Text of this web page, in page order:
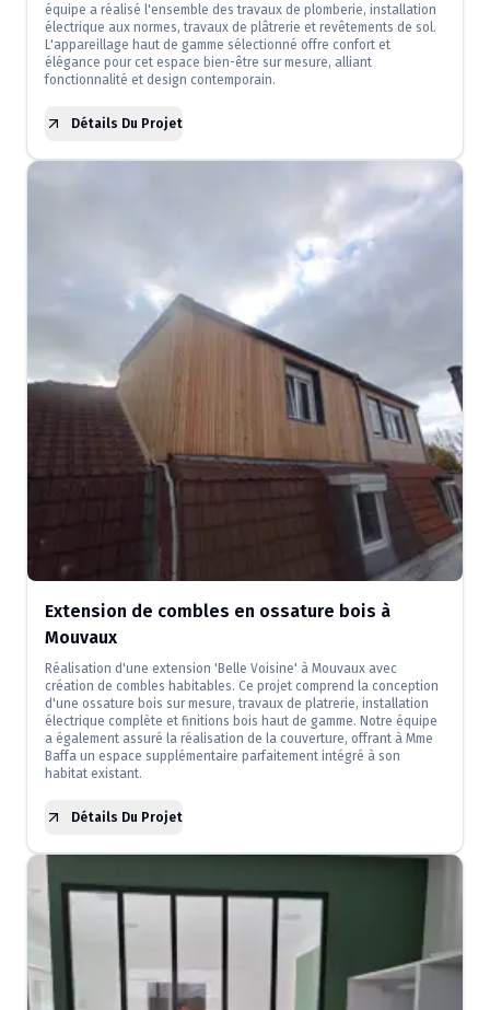
équipe a réalisé l'ensemble des travaux de plomberie, installation
électrique aux normes, travaux de plâtrerie et revêtements de sol.
L'appareillage haut de gamme sélectionné offre confort et
élégance pour cet espace bien-être sur mesure, alliant
fonctionnalité et design contemporain.
Détails Du Projet
Extension de combles en ossature bois à
Mouvaux
Réalisation d'une extension 'Belle Voisine' à Mouvaux avec
création de combles habitables. Ce projet comprend la conception
d'une ossature bois sur mesure, travaux de platrerie, installation
électrique complète et finitions bois haut de gamme. Notre équipe
a également assuré la réalisation de la couverture, offrant à Mme
Baffa un espace supplémentaire parfaitement intégré à son
habitat existant.
Détails Du Projet